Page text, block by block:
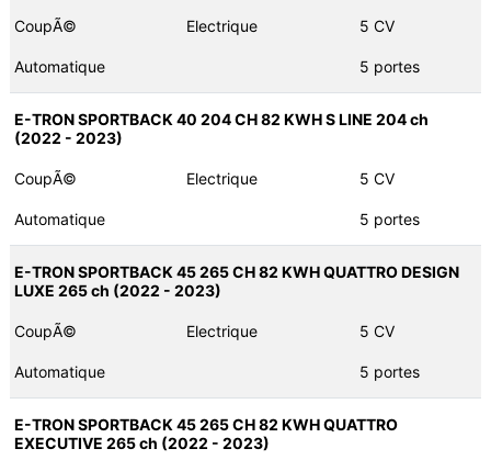
CoupÃ© Electrique 5 CV
Automatique 5 portes
E-TRON SPORTBACK 40 204 CH 82 KWH S LINE 204 ch
(2022 - 2023)
CoupÃ© Electrique 5 CV
Automatique 5 portes
E-TRON SPORTBACK 45 265 CH 82 KWH QUATTRO DESIGN
LUXE 265 ch (2022 - 2023)
CoupÃ© Electrique 5 CV
Automatique 5 portes
E-TRON SPORTBACK 45 265 CH 82 KWH QUATTRO
EXECUTIVE 265 ch (2022 - 2023)